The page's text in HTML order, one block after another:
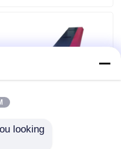
ένδυσης
αλουμίνας
Πίνακας σκληρής
looking